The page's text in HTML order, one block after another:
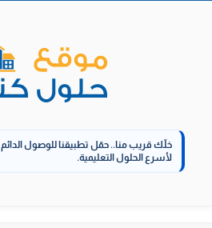
خلّك قريب منا.. حمّل تطبيقنا للوصول الدائم
لأسرع الحلول التعليمية.